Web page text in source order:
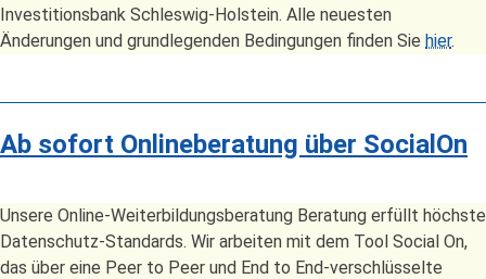
Investitionsbank Schleswig-Holstein. Alle neuesten
Änderungen und grundlegenden Bedingungen finden Sie hier.
Ab sofort Onlineberatung über SocialOn
Unsere Online-Weiterbildungsberatung Beratung erfüllt höchste
Datenschutz-Standards. Wir arbeiten mit dem Tool Social On,
das über eine Peer to Peer und End to End-verschlüsselte